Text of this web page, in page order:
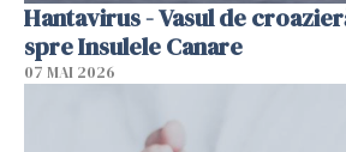
Hantavirus - Vasul de
spre Insulele Canare
07 MAI 2026